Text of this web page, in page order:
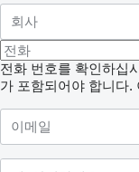
전화 번호를 확인하십
가 포함되어야 합니다.